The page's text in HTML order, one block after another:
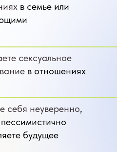
в семье или
сексуальное
в отношениях
себя неуверенно,
будущее